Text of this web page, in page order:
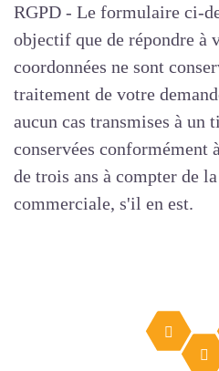
RGPD - Le formulaire ci-
objectif que de répondre à
coordonnées ne sont
traitement de votre
aucun cas transmises à un
conservées conformément
de trois ans à compter de
commerciale, s'il en est.